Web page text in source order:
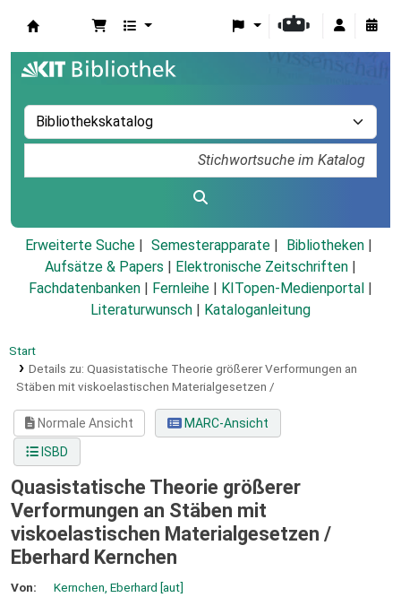
Erweiterte Suche Semesterapparate
Bibliotheken
Aufsätze & Papers
Elektronische Zeitschriften
Fachdatenbanken
Fernleihe KITopen-Medienportal
Literaturwunsch
Kataloganleitung
Start
Details zu: Quasistatische Theorie größerer Verformungen an
Stäben mit viskoelastischen Materialgesetzen /
Normale Ansicht
MARC-Ansicht
ISBD
Quasistatische Theorie größerer
Verformungen an Stäben mit
viskoelastischen Materialgesetzen /
Eberhard Kernchen
Von: Kernchen, Eberhard [aut]